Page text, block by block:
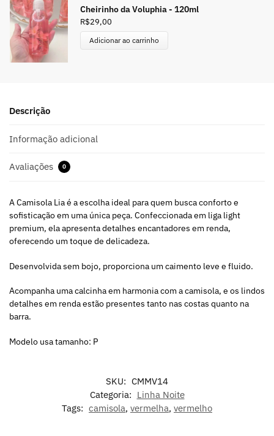
Cheirinho da Voluphia - 120ml
R$29,00
Adicionar ao carrinho
Descrição
Informação adicional
Avaliações 0
A Camisola Lia é a escolha ideal para quem busca conforto e
sofisticação em uma única peça. Confeccionada em liga light
premium, ela apresenta detalhes encantadores em renda,
oferecendo um toque de delicadeza.
Desenvolvida sem bojo, proporciona um caimento leve e fluido.
Acompanha uma calcinha em harmonia com a camisola, e os lindos
detalhes em renda estão presentes tanto nas costas quanto na
barra.
Modelo usa tamanho: P
SKU: CMMV14
Categoria: Linha Noite
Tags: camisola, vermelha, vermelho